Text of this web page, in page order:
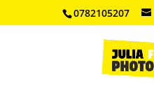
0782105207